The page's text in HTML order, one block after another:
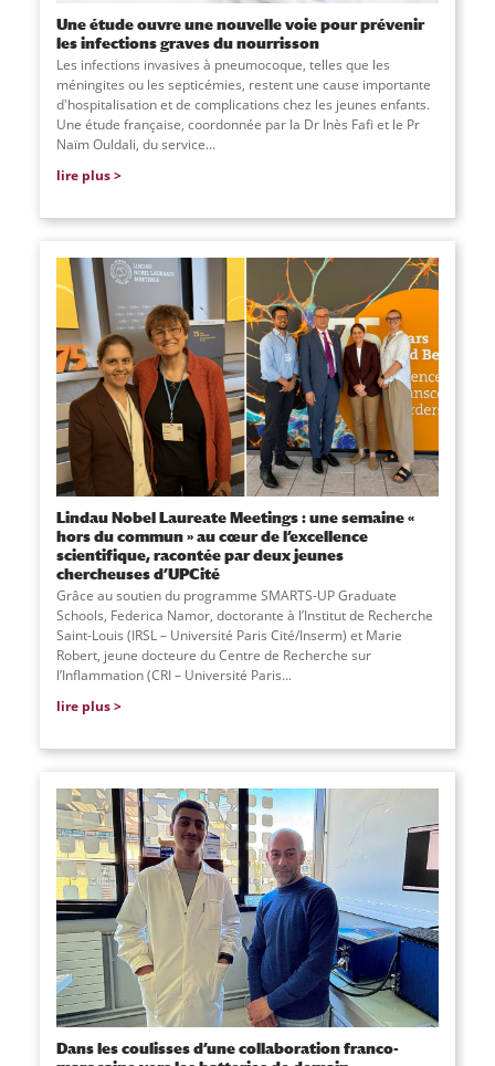
Une étude ouvre une nouvelle voie pour prévenir
les infections graves du nourrisson
Les infections invasives à pneumocoque, telles que les
méningites ou les septicémies, restent une cause importante
d'hospitalisation et de complications chez les jeunes enfants.
Une étude française, coordonnée par la Dr Inès Fafi et le Pr
Naïm Ouldali, du service...
lire plus
Lindau Nobel Laureate Meetings : une semaine «
hors du commun » au cœur de l’excellence
scientifique, racontée par deux jeunes
chercheuses d’UPCité
Grâce au soutien du programme SMARTS-UP Graduate
Schools, Federica Namor, doctorante à l’Institut de Recherche
Saint-Louis (IRSL – Université Paris Cité/Inserm) et Marie
Robert, jeune docteure du Centre de Recherche sur
l’Inflammation (CRI – Université Paris...
lire plus
Dans les coulisses d’une collaboration franco-